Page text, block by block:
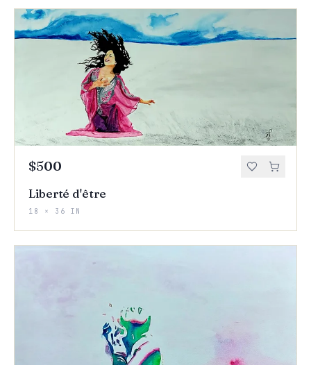
$500
Liberté d'être
18 × 36 IN